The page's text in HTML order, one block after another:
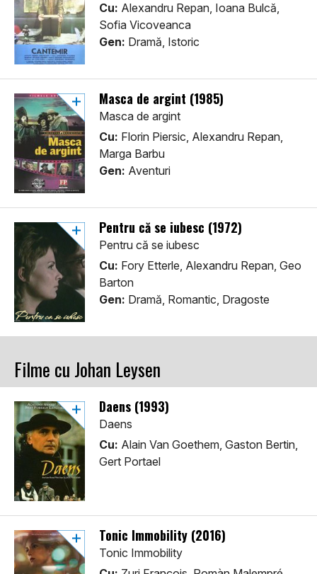
Cu: Alexandru Repan, Ioana Bulcă,
Sofia Vicoveanca
Gen: Dramă, Istoric
Masca de argint (1985)
Masca de argint
Cu: Florin Piersic, Alexandru Repan,
Marga Barbu
Gen: Aventuri
Pentru că se iubesc (1972)
Pentru că se iubesc
Cu: Fory Etterle, Alexandru Repan, Geo
Barton
Gen: Dramă, Romantic, Dragoste
Filme cu Johan Leysen
Daens (1993)
Daens
Cu: Alain Van Goethem, Gaston Bertin,
Gert Portael
Tonic Immobility (2016)
Tonic Immobility